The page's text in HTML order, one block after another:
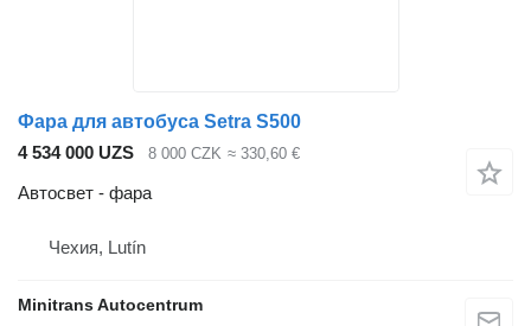
Фара для автобуса Setra S500
4 534 000 UZS
8 000 CZK ≈ 330,60 €
Автосвет - фара
Чехия, Lutín
Minitrans Autocentrum